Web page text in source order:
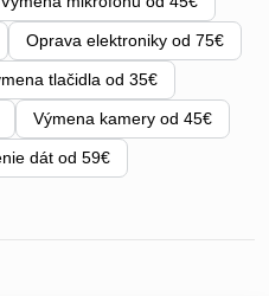
Oprava elektroniky od 75€
tlačidla od 35€
Výmena kamery od 45€
dát od 59€